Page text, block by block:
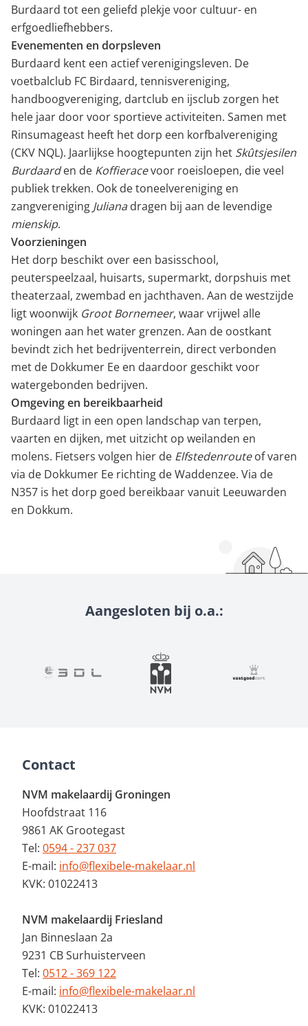
Burdaard tot een geliefd plekje voor cultuur- en
erfgoedliefhebbers.
Evenementen en dorpsleven
Burdaard kent een actief verenigingsleven. De
voetbalclub FC Birdaard, tennisvereniging,
handboogvereniging, dartclub en ijsclub zorgen het
hele jaar door voor sportieve activiteiten. Samen met
Rinsumageast heeft het dorp een korfbalvereniging
(CKV NQL). Jaarlijkse hoogtepunten zijn het Skûtsjesilen
Burdaarden de Koffieracevoor roeisloepen, die veel
publiek trekken. Ook de toneelvereniging en
zangvereniging Julianadragen bij aan de levendige
mienskip.
Voorzieningen
Het dorp beschikt over een basisschool,
peuterspeelzaal, huisarts, supermarkt, dorpshuis met
theaterzaal, zwembad en jachthaven. Aan de westzijde
ligt woonwijk Groot Bornemeer, waar vrijwel alle
woningen aan het water grenzen. Aan de oostkant
bevindt zich het bedrijventerrein, direct verbonden
met de Dokkumer Ee en daardoor geschikt voor
watergebonden bedrijven.
Omgeving en bereikbaarheid
Burdaard ligt in een open landschap van terpen,
vaarten en dijken, met uitzicht op weilanden en
molens. Fietsers volgen hier de Elfstedenrouteof varen
via de Dokkumer Ee richting de Waddenzee. Via de
N357 is het dorp goed bereikbaar vanuit Leeuwarden
en Dokkum.
Aangesloten bij o.a.:
Contact
NVM makelaardij Groningen
Hoofdstraat 116
9861 AK Grootegast
Tel: 0594 - 237 037
E-mail: info@flexibele-makelaar.nl
KVK: 01022413
NVM makelaardij Friesland
Jan Binneslaan 2a
9231 CB Surhuisterveen
Tel: 0512 - 369 122
E-mail: info@flexibele-makelaar.nl
KVK: 01022413